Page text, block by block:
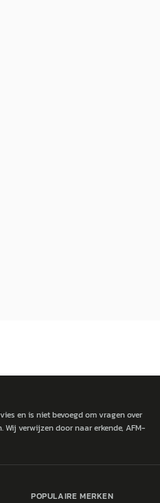
en is niet bevoegd om vragen over
verwijzen door naar erkende, AFM-
POPULAIRE MERKEN